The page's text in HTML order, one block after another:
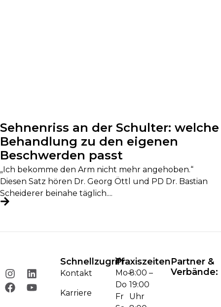
Sehnenriss an der Schulter: welche
Behandlung zu den eigenen
Beschwerden passt
„Ich bekomme den Arm nicht mehr angehoben.“
Diesen Satz hören Dr. Georg Öttl und PD Dr. Bastian
Scheiderer beinahe täglich....
Schnellzugriff
Kontakt
Karriere
Praxiszeiten
Mo–
Do
Fr
8:00 –
19:00
Uhr
Partner &
Verbände: